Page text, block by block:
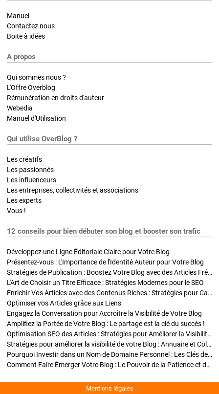
Manuel
Contactez nous
Boite à idées
A propos
Qui sommes nous ?
L'Offre Overblog
Rémunération en droits d'auteur
Webedia
Manuel d'Utilisation
Qui utilise OverBlog ?
Les créatifs
Les passionnés
Les influenceurs
Les entreprises, collectivités et associations
Les experts
Vous !
12 conseils pour bien débuter son blog et booster son trafic
Développez une Ligne Éditoriale Claire pour Votre Blog
Présentez-vous : L'Importance de l'Identité Auteur pour Votre Blog
Stratégies de Publication : Boostez Votre Blog avec des Articles Fréquents et Exclusifs
L'Art de Choisir un Titre Efficace : Stratégies Modernes pour le SEO
Enrichir Vos Articles avec des Contenus Riches : Stratégies pour Captiver et Optimiser
Optimiser vos Articles grâce aux Liens
Engagez la Conversation pour Accroître la Visibilité de Votre Blog
Amplifiez la Portée de Votre Blog : Le partage est la clé du succès !
Optimisation SEO des Articles : Stratégies pour Améliorer la Visibilité de Votre Blog
Stratégies pour améliorer la visibilité de votre Blog : Annuaire et Collaborations
Pourquoi Investir dans un Nom de Domaine Personnel : Les Clés de la Réussite de Votre Blog
Comment Faire Émerger Votre Blog : Le Pouvoir de la Patience et de la Persévérance
Mentions légales